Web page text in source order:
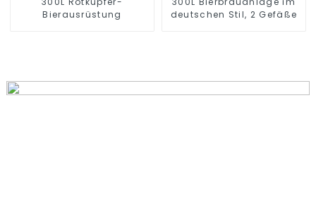
Bierausrüstung
deutschen Stil, 2 Gefäße